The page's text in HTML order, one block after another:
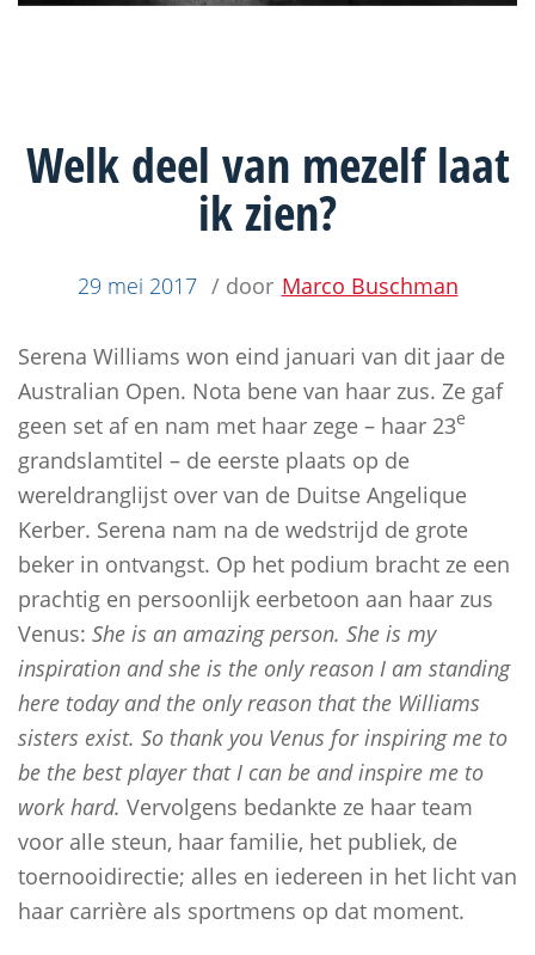
Welk deel van mezelf laat
ik zien?
29 mei 2017 / door Marco Buschman
Serena Williams won eind januari van dit jaar de
Australian Open. Nota bene van haar zus. Ze gaf
geen set af en nam met haar zege – haar 23e
grandslamtitel – de eerste plaats op de
wereldranglijst over van de Duitse Angelique
Kerber. Serena nam na de wedstrijd de grote
beker in ontvangst. Op het podium bracht ze een
prachtig en persoonlijk eerbetoon aan haar zus
Venus: She is an amazing person. She is my
inspiration and she is the only reason I am standing
here today and the only reason that the Williams
sisters exist. So thank you Venus for inspiring me to
be the best player that I can be and inspire me to
work hard. Vervolgens bedankte ze haar team
voor alle steun, haar familie, het publiek, de
toernooidirectie; alles en iedereen in het licht van
haar carrière als sportmens op dat moment.